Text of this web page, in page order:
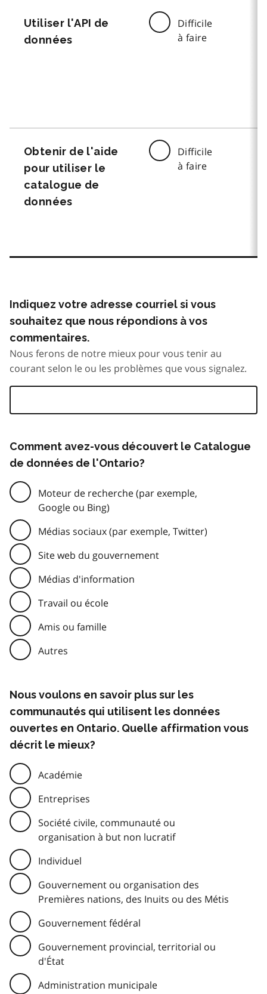
Utiliser l'API de
données
Difficile
à faire
Obtenir de l'aide
pour utiliser le
catalogue de
données
Difficile
à faire
Indiquez votre adresse courriel si vous
souhaitez que nous répondions à vos
commentaires.
Nous ferons de notre mieux pour vous tenir au
courant selon le ou les problèmes que vous signalez.
Comment avez-vous découvert le Catalogue
de données de l'Ontario?
Moteur de recherche (par exemple,
Google ou Bing)
Médias sociaux (par exemple, Twitter)
Site web du gouvernement
Médias d'information
Travail ou école
Amis ou famille
Autres
Nous voulons en savoir plus sur les
communautés qui utilisent les données
ouvertes en Ontario. Quelle affirmation vous
décrit le mieux?
Académie
Entreprises
Société civile, communauté ou
organisation à but non lucratif
Individuel
Gouvernement ou organisation des
Premières nations, des Inuits ou des Métis
Gouvernement fédéral
Gouvernement provincial, territorial ou
d'État
Administration municipale